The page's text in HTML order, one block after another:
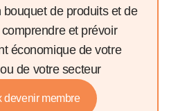
de produits et de
et prévoir
économique de votre
de votre secteur
devenir membre